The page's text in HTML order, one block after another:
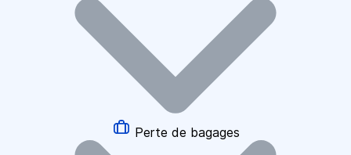
Perte de bagages